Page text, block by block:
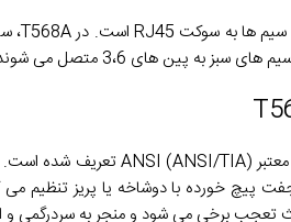
تعجب برخی می شود و منجر به سردرگمی